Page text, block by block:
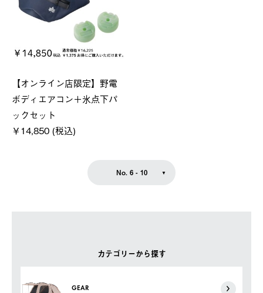
カテゴリーから探す
GEAR
【オンライン店限定】野電
ボディエアコン＋氷点下パ
ックセット
￥14,850 (税込)
No. 6 - 10